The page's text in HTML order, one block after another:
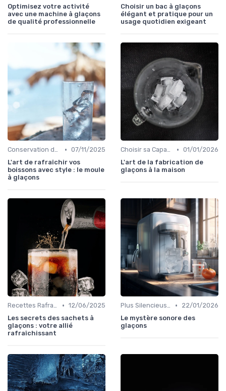
Optimisez votre activité
avec une machine à glaçons
de qualité professionnelle
Choisir un bac à glaçons
élégant et pratique pour un
usage quotidien exigeant
Conservation des Glaçons • 07/11/2025
L'art de rafraîchir vos
boissons avec style : le moule
à glaçons
Choisir sa Capacité • 01/01/2026
L'art de la fabrication de
glaçons à la maison
Recettes Rafraîchissantes • 12/06/2025
Les secrets des sachets à
glaçons : votre allié
rafraîchissant
Plus Silencieuses •
22/01/2026
Le mystère sonore des
glaçons